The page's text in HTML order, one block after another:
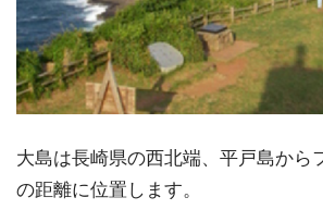
大島は長崎県の西北端、平戸島から
の距離に位置します。